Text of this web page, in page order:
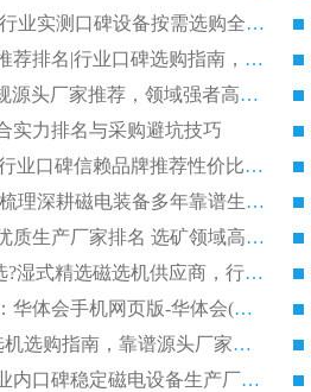
2026 国内平板磁选机靠谱厂家排名 行业实测口碑设备按需选购全指南
2026 滚筒式除铁永磁滚筒生产厂家推荐排名|行业口碑选购指南，领域强者源头厂商精选
2026磁选机公司排行榜选购指南|正规源头厂家推荐，领域强者高性价比靠谱信赖品牌
实力排名与采购避坑技巧
2026 磁选机正规厂家排名选购指南|行业口碑信赖品牌推荐性价比高靠谱磁电企业
2026 矿山干式立式磁选机选型攻略 梳理深耕磁电装备多年靠谱生产厂商
2026干湿永磁矿山磁选机选型攻略 优质生产厂家排名 选矿领域高口碑品牌推荐指南
2026低耗湿式精​选磁选机厂家怎么选?湿式精选磁选机供应商，行业认可度较高生产厂家华体会手机网页版-华体会(中国) 全面解析
2026 选矿永磁筒式磁选机挑选干货：华体会手机网页版-华体会(中国) 源头厂，绿色高效实力出众
2026 高分选塑料 CTN 湿式顺流磁选机选购指南，靠谱源头厂家华体会手机网页版-华体会(中国) 详解
全磁高吸附深度永磁滚筒选购指南 业内口碑稳定磁电设备生产厂家详细推荐